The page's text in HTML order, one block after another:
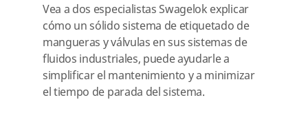
Vea a dos especialistas Swagelok explicar
cómo un sólido sistema de etiquetado de
mangueras y válvulas en sus sistemas de
fluidos industriales, puede ayudarle a
simplificar el mantenimiento y a minimizar
el tiempo de parada del sistema.